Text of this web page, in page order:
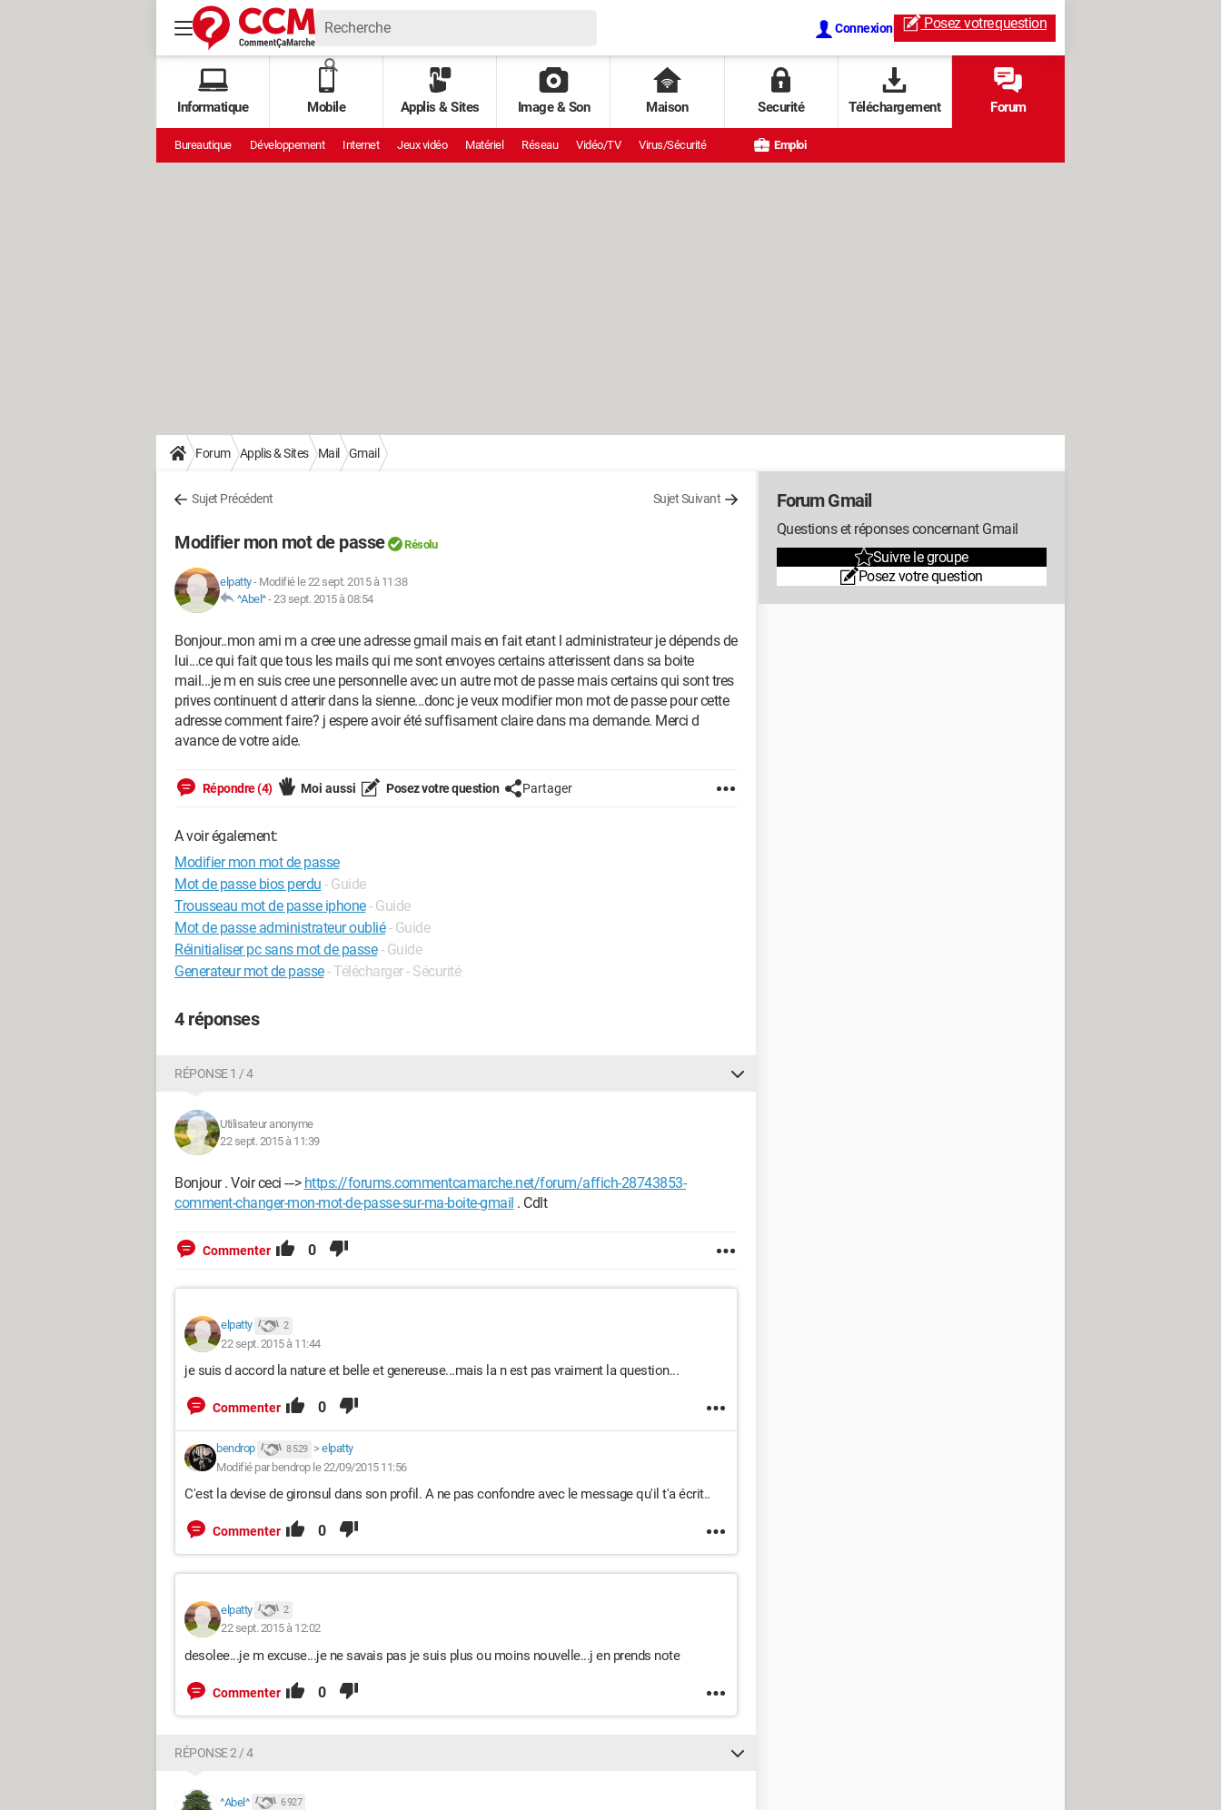
Connexion Posez votrequestion
Informatique Mobile Applis & Sites Image & Son Maison Securité Téléchargement Forum
Bureautique Développement Internet Jeux vidéo Matériel Réseau Vidéo/TV Virus/Sécurité Emploi
Forum Applis & Sites Mail Gmail
Sujet Précédent Sujet Suivant
Modifier mon mot de passe Résolu
elpatty- Modifié le 22 sept. 2015 à 11:38
^Abel^-23 sept. 2015 à 08:54
Bonjour..mon ami m a cree une adresse gmail mais en fait etant l administrateur je dépends de
lui...ce qui fait que tous les mails qui me sont envoyes certains atterissent dans sa boite
mail...je m en suis cree une personnelle avec un autre mot de passe mais certains qui sont tres
prives continuent d atterir dans la sienne...donc je veux modifier mon mot de passe pour cette
adresse comment faire? j espere avoir été suffisament claire dans ma demande. Merci d
avance de votre aide.
Répondre (4) Moi aussi Posez votre question Partager
A voir également:
Modifier mon mot de passe
Mot de passe bios perdu - Guide
Trousseau mot de passe iphone- Guide
Mot de passe administrateur oublié - Guide
Réinitialiser pc sans mot de passe - Guide
Generateur mot de passe- Télécharger - Sécurité
4 réponses
RÉPONSE 1 / 4
Utilisateur anonyme
22 sept. 2015 à 11:39
Bonjour . Voir ceci ---> https://forums.commentcamarche.net/forum/affich-28743853-
comment-changer-mon-mot-de-passe-sur-ma-boite-gmail . Cdlt
Commenter 0
elpatty 2
22 sept. 2015 à 11:44
je suis d accord la nature et belle et genereuse...mais la n est pas vraiment la question...
Commenter 0
bendrop 8 529 > elpatty
Modifié par bendrop le 22/09/2015 11:56
C'est la devise de gironsul dans son profil. A ne pas confondre avec le message qu'il t'a écrit..
Commenter 0
elpatty 2
22 sept. 2015 à 12:02
desolee...je m excuse...je ne savais pas je suis plus ou moins nouvelle...j en prends note
Commenter 0
RÉPONSE 2 / 4
^Abel^ 6 927
Forum Gmail
Questions et réponses concernant Gmail
Suivre le groupe
Posez votre question